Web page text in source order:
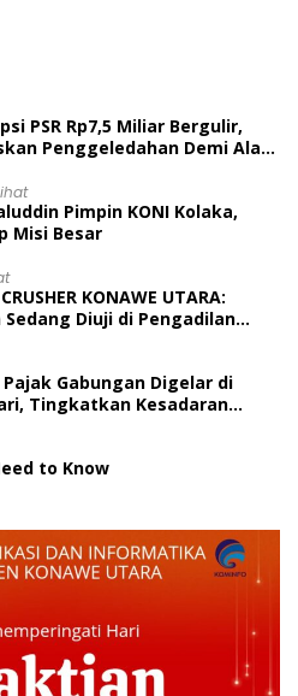
PSR Rp7,5 Miliar Bergulir,
Penggeledahan Demi Alat
Pimpin KONI Kolaka,
Misi Besar
KONAWE UTARA:
Diuji di Pengadilan
Gabungan Digelar di
Tingkatkan Kesadaran
to Know